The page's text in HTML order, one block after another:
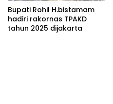
Bupati Rohil H.bistamam
hadiri rakornas TPAKD
tahun 2025 dijakarta